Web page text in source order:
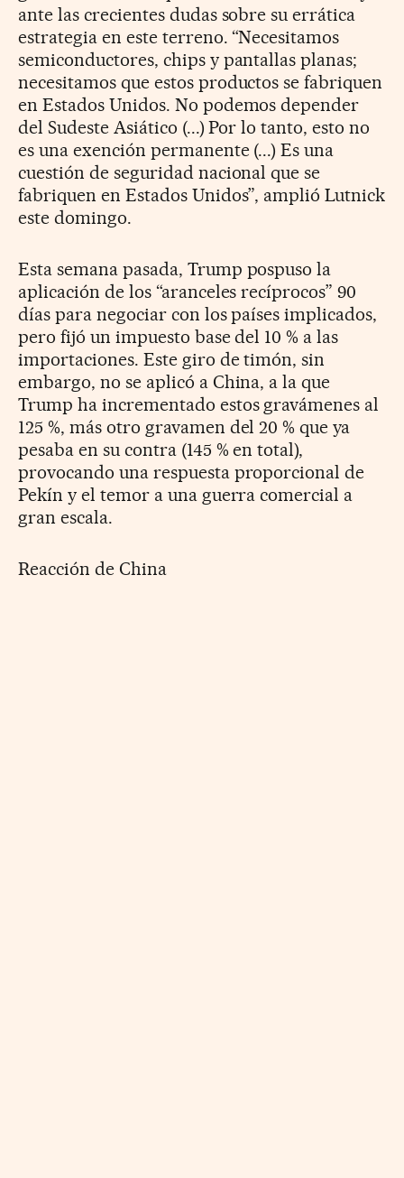
ante las crecientes dudas sobre su errática
estrategia en este terreno. “Necesitamos
semiconductores, chips y pantallas planas;
necesitamos que estos productos se fabriquen
en Estados Unidos. No podemos depender
del Sudeste Asiático (...) Por lo tanto, esto no
es una exención permanente (...) Es una
cuestión de seguridad nacional que se
fabriquen en Estados Unidos”, amplió Lutnick
este domingo.
Esta semana pasada, Trump pospuso la
aplicación de los “aranceles recíprocos” 90
días para negociar con los países implicados,
pero fijó un impuesto base del 10 % a las
importaciones. Este giro de timón, sin
embargo, no se aplicó a China, a la que
Trump ha incrementado estos gravámenes al
125 %, más otro gravamen del 20 % que ya
pesaba en su contra (145 % en total),
provocando una respuesta proporcional de
Pekín y el temor a una guerra comercial a
gran escala.
Reacción de China